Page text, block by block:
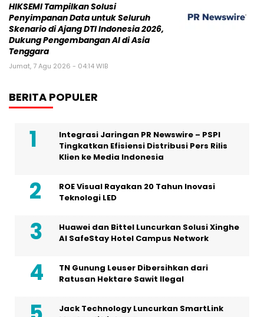
HIKSEMI Tampilkan Solusi
Penyimpanan Data untuk Seluruh
Skenario di Ajang DTI Indonesia 2026,
Dukung Pengembangan AI di Asia
Tenggara
Jumat, 7 Agu 2026 - 04:14 WIB
BERITA POPULER
Integrasi Jaringan PR Newswire – PSPI
Tingkatkan Efisiensi Distribusi Pers Rilis
Klien ke Media Indonesia
ROE Visual Rayakan 20 Tahun Inovasi
Teknologi LED
Huawei dan Bittel Luncurkan Solusi Xinghe
Al SafeStay Hotel Campus Network
TN Gunung Leuser Dibersihkan dari
Ratusan Hektare Sawit Ilegal
Jack Technology Luncurkan SmartLink